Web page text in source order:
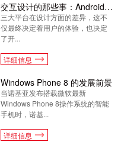
交互设计的那些事：Android、iOS和WP平台的六大差异
三大平台在设计方面的差异，这不
仅最终决定着用户的体验，也决定
了开...
详细信息
Windows Phone 8 的发展前景
当诺基亚发布搭载微软最新
Windows Phone 8操作系统的智能
手机时，诺基...
详细信息